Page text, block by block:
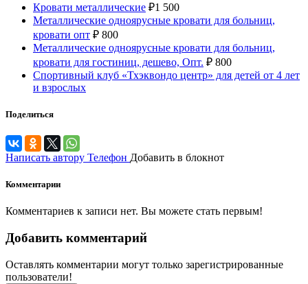
Кровати металлические ₽1 500
Металлические одноярусные кровати для больниц,
кровати опт ₽ 800
Металлические одноярусные кровати для больниц,
кровати для гостиниц, дешево, Опт. ₽ 800
Спортивный клуб «Тхэквондо центр» для детей от 4 лет
и взрослых
Поделиться
Написать автору Телефон Добавить в блокнот
Комментарии
Комментариев к записи нет. Вы можете стать первым!
Добавить комментарий
Оставлять комментарии могут только зарегистрированные
пользователи!